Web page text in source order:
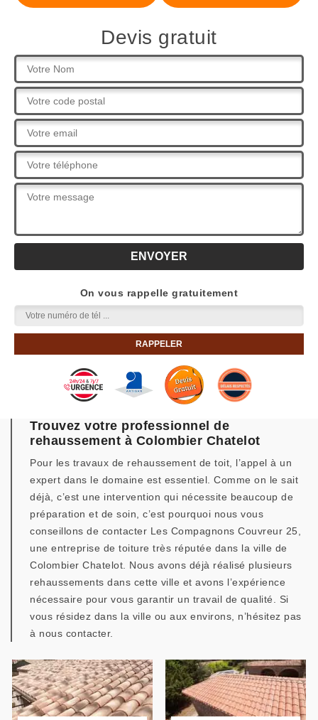
Devis gratuit
On vous rappelle gratuitement
Trouvez votre professionnel de
rehaussement à Colombier Chatelot
Pour les travaux de rehaussement de toit, l’appel à un
expert dans le domaine est essentiel. Comme on le sait
déjà, c’est une intervention qui nécessite beaucoup de
préparation et de soin, c’est pourquoi nous vous
conseillons de contacter Les Compagnons Couvreur 25,
une entreprise de toiture très réputée dans la ville de
Colombier Chatelot. Nous avons déjà réalisé plusieurs
rehaussements dans cette ville et avons l’expérience
nécessaire pour vous garantir un travail de qualité. Si
vous résidez dans la ville ou aux environs, n’hésitez pas
à nous contacter.